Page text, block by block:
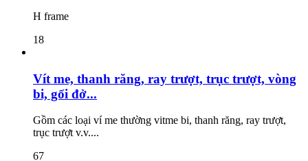
H frame
18
Vít me, thanh răng, ray trượt, trục trượt, vòng
bi, gối đở...
Gồm các loại ví me thường vitme bi, thanh răng, ray trượt,
trục trượt v.v....
67